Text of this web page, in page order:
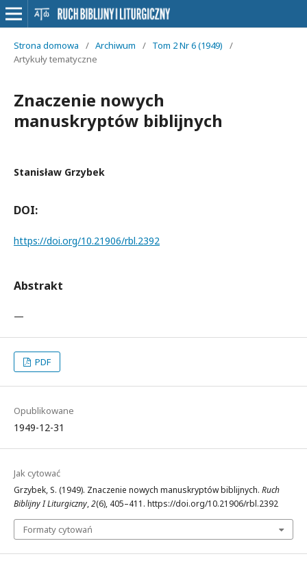
Strona domowa / Archiwum / Tom 2 Nr 6 (1949)
/
Artykuły tematyczne
Znaczenie nowych
manuskryptów biblijnych
Stanisław Grzybek
DOI:
https://doi.org/10.21906/rbl.2392
Abstrakt
—
PDF
Opublikowane
1949-12-31
Jak cytować
Grzybek, S. (1949). Znaczenie nowych manuskryptów biblijnych. Ruch
Biblijny I Liturgiczny,2(6), 405–411. https://doi.org/10.21906/rbl.2392
Formaty cytowań